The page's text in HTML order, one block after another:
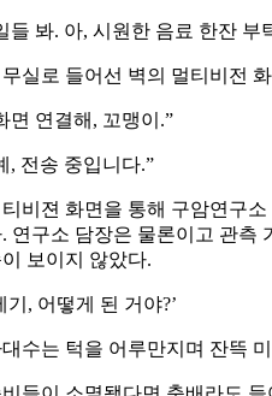
들 봐. 아, 시원한 음료 한잔 부
실로 들어선 벽의 멀티비전
면 연결해, 꼬맹이.”
, 전송 중입니다.”
비젼 화면을 통해 구암연구
연구소 담장은 물론이고 관측
보이지 않았다.
기, 어떻게 된 거야?’
수는 턱을 어루만지며 잔뜩